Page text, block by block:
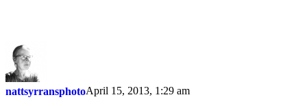
nattsyrransphotoApril 15, 2013, 1:29 am